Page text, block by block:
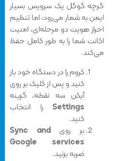
گرچه گوگل یک سرویس بسیار
ایمن به شمار می‌رود، اما تنظیم
احراز هویت دو مرحله‌ای، امنیت
اکانت شما را به طور کامل حفظ
می‌کند.
کروم را در دستگاه خود باز
کنید و پس از کلیک بر روی
آیکن سه نقطه، گزینه
Settingsرا انتخاب
کنید.
بر روی
Sync and
Google services
ضربه بزنید.